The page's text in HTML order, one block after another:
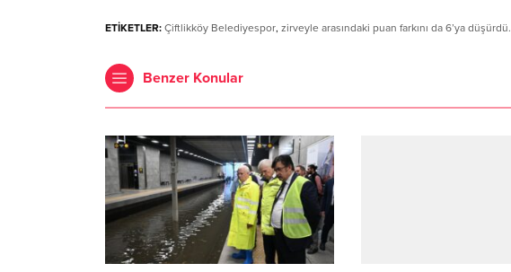
ETİKETLER: Çiftlikköy Belediyespor, zirveyle arasındaki puan farkını da 6’ya düşürdü.
Benzer Konular